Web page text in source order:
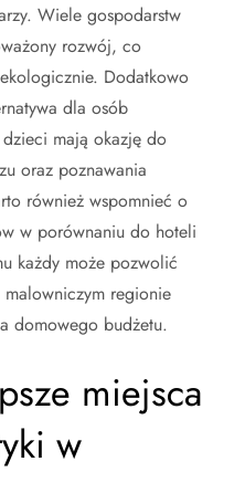
Wiele gospodarstw
rozwój, co
Dodatkowo
dla osób
mają okazję do
oraz poznawania
również wspomnieć o
w porównaniu do hoteli
każdy może pozwolić
regionie
domowego budżetu.
miejsca
w